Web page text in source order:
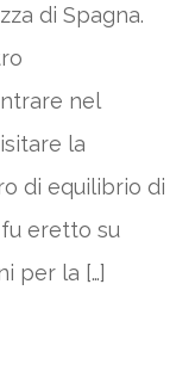
di Spagna.
nel
la
di equilibrio di
fu eretto su
per la […]